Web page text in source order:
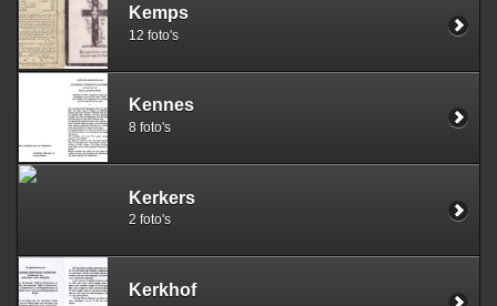
Kemps
12 foto's
Kennes
8 foto's
Kerkers
2 foto's
Kerkhof